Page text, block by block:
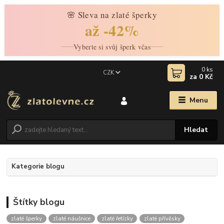
🌸 Sleva na zlaté šperky
až -42%
Vyberte si svůj šperk včas
Menu
CZK
Hledat
0 ks
za 0 Kč
Kategorie blogu
Štítky blogu
zlaté šperky zlaté náušnice zlaté řetízky
zlaté přívěsky